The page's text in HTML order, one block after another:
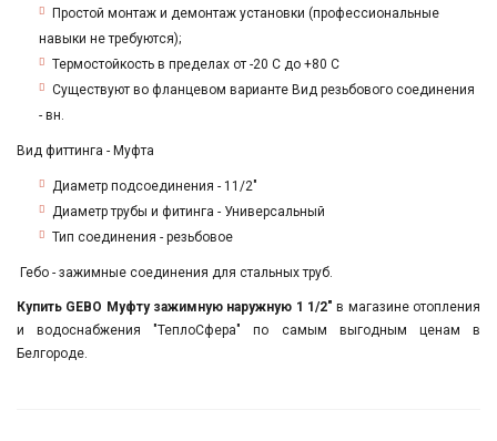
Простой монтаж и демонтаж установки (профессиональные
навыки не требуются);
Термостойкость в пределах от -20 С до +80 С
Существуют во фланцевом варианте Вид резьбового соединения
- вн.
Вид фиттинга - Муфта
Диаметр подсоединения - 11/2"
Диаметр трубы и фитинга - Универсальный
Тип соединения - резьбовое
Гебо - зажимные соединения для стальных труб.
Купить GEBO Муфту зажимную наружную 1 1/2" в магазине отопления
и водоснабжения "ТеплоСфера" по самым выгодным ценам в
Белгороде.